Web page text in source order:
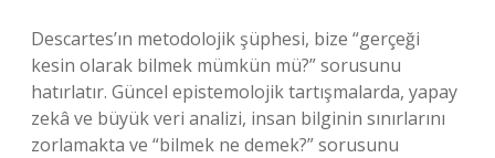
Descartes’ın metodolojik şüphesi, bize “gerçeği
kesin olarak bilmek mümkün mü?” sorusunu
hatırlatır. Güncel epistemolojik tartışmalarda, yapay
zekâ ve büyük veri analizi, insan bilginin sınırlarını
zorlamakta ve “bilmek ne demek?” sorusunu